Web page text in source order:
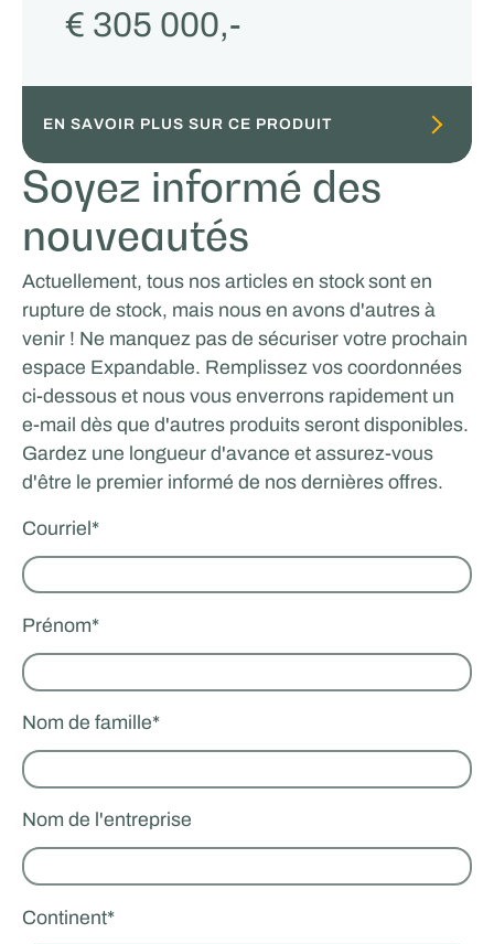
€ 305 000,-
EN SAVOIR PLUS SUR CE PRODUIT
Soyez informé des
nouveautés
Actuellement, tous nos articles en stock sont en
rupture de stock, mais nous en avons d'autres à
venir ! Ne manquez pas de sécuriser votre prochain
espace Expandable. Remplissez vos coordonnées
ci-dessous et nous vous enverrons rapidement un
e-mail dès que d'autres produits seront disponibles.
Gardez une longueur d'avance et assurez-vous
d'être le premier informé de nos dernières offres.
Courriel*
Prénom*
Nom de famille*
Nom de l'entreprise
Continent*